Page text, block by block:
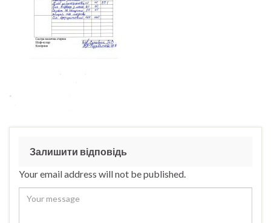
Залишити відповідь
Your email address will not be published.